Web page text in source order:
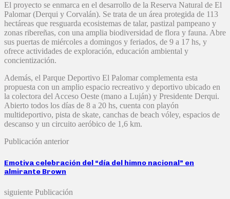
El proyecto se enmarca en el desarrollo de la Reserva Natural de El
Palomar (Derqui y Corvalán). Se trata de un área protegida de 113
hectáreas que resguarda ecosistemas de talar, pastizal pampeano y
zonas ribereñas, con una amplia biodiversidad de flora y fauna. Abre
sus puertas de miércoles a domingos y feriados, de 9 a 17 hs, y
ofrece actividades de exploración, educación ambiental y
concientización.
Además, el Parque Deportivo El Palomar complementa esta
propuesta con un amplio espacio recreativo y deportivo ubicado en
la colectora del Acceso Oeste (mano a Luján) y Presidente Derqui.
Abierto todos los días de 8 a 20 hs, cuenta con playón
multideportivo, pista de skate, canchas de beach vóley, espacios de
descanso y un circuito aeróbico de 1,6 km.
Publicación anterior
Emotiva celebración del “día del himno nacional” en
almirante Brown
siguiente Publicación